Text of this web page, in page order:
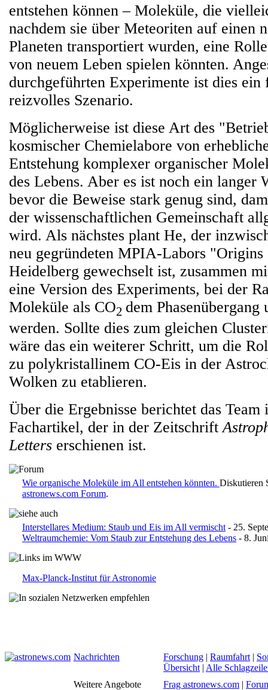
entstehen können – Moleküle, die
nachdem sie über Meteoriten auf einen
Planeten transportiert wurden, eine
von neuem Leben spielen könnten.
durchgeführten Experimente ist dies ein
reizvolles Szenario.
Möglicherweise ist diese Art des
kosmischer Chemielabore von
Entstehung komplexer organischer
des Lebens. Aber es ist noch ein langer
bevor die Beweise stark genug sind,
der wissenschaftlichen Gemeinschaft
wird. Als nächstes plant He, der
neu gegründeten MPIA-Labors
Heidelberg gewechselt ist, zusammen
eine Version des Experiments, bei der
Moleküle als CO2 dem
werden. Sollte dies zum gleichen
wäre das ein weiterer Schritt, um die
zu polykristallinem CO-Eis in der
Wolken zu etablieren.
Über die Ergebnisse berichtet das Team
Fachartikel, der in der Zeitschrift
Letters erschienen ist.
Wie organische Moleküle im All entstehen könnten. Diskutieren
astronews.com Forum.
Interstellares Medium: Staub und Eis im All vermischt - 25.
Weltraumchemie: Vom Staub zur Entstehung des Lebens - 8.
Max-Planck-Institut für Astronomie
Nachrichten Forschung | Raumfahrt |
Übersicht | Alle
Weitere Angebote
Frag astronews.com |